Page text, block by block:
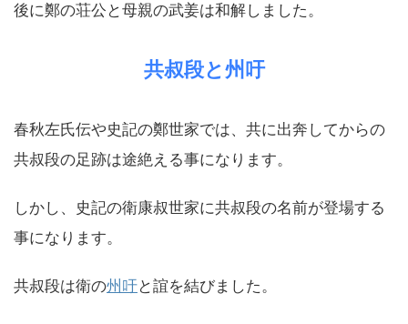
後に鄭の荘公と母親の武姜は和解しました。
共叔段と州吁
春秋左氏伝や史記の鄭世家では、共に出奔してからの
共叔段の足跡は途絶える事になります。
しかし、史記の衛康叔世家に共叔段の名前が登場する
事になります。
共叔段は衛の州吁と誼を結びました。